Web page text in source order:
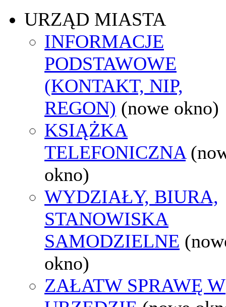
URZĄD MIASTA
INFORMACJE
PODSTAWOWE
(KONTAKT, NIP,
REGON) (nowe okno)
KSIĄŻKA
TELEFONICZNA
okno)
WYDZIAŁY, BIURA,
STANOWISKA
SAMODZIELNE
okno)
ZAŁATW SPRAWĘ W